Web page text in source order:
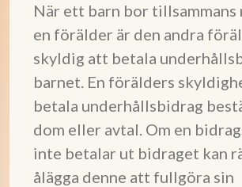
När ett barn bor tillsammans
en förälder är den andra
skyldig att betala
barnet. En förälders
betala underhållsbidrag
dom eller avtal. Om en
inte betalar ut bidraget kan
ålägga denne att fullgöra sin